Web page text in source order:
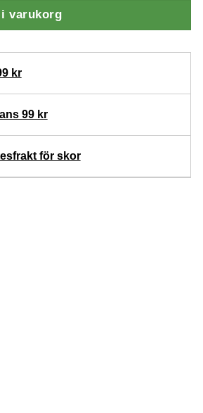
varukorg
kr
99 kr
för skor